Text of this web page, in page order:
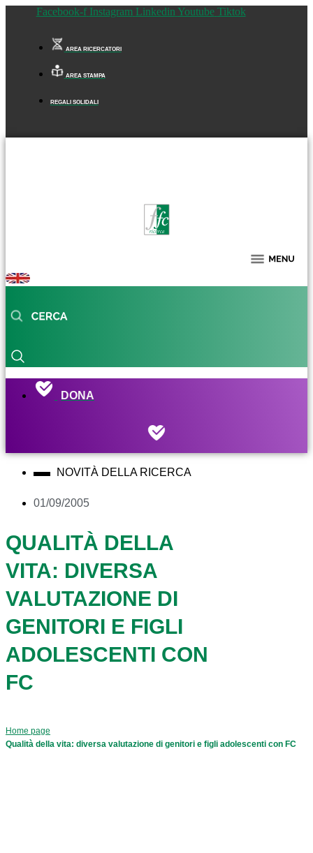
Facebook-f Instagram Linkedin Youtube Tiktok
AREA RICERCATORI
AREA STAMPA
REGALI SOLIDALI
DONA
NOVITÀ DELLA RICERCA
01/09/2005
QUALITÀ DELLA
VITA: DIVERSA
VALUTAZIONE DI
GENITORI E FIGLI
ADOLESCENTI CON
FC
Home page
Qualità della vita: diversa valutazione di genitori e figli adolescenti con FC